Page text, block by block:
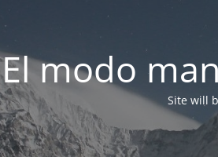
El modo
Site will